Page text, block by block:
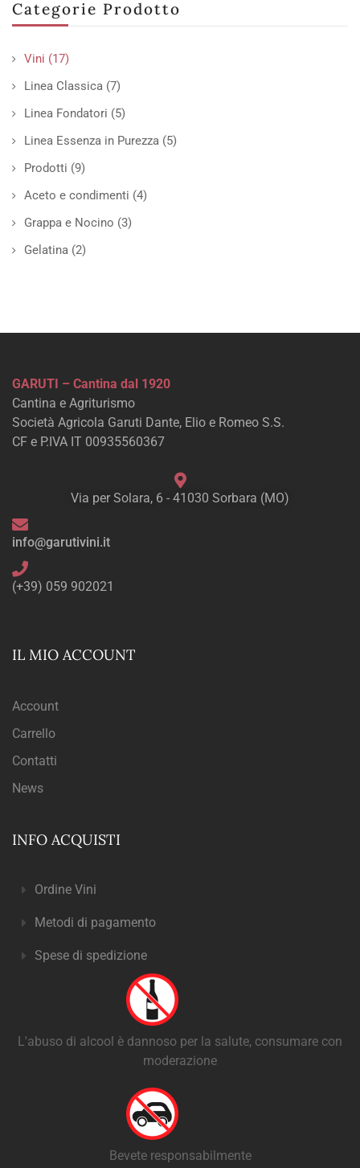
Categorie Prodotto
Vini (17)
Linea Classica (7)
Linea Fondatori (5)
Linea Essenza in Purezza (5)
Prodotti (9)
Aceto e condimenti (4)
Grappa e Nocino (3)
Gelatina (2)
GARUTI – Cantina dal 1920
Cantina e Agriturismo
Società Agricola Garuti Dante, Elio e Romeo S.S.
CF e P.IVA IT 00935560367
Via per Solara, 6 - 41030 Sorbara (MO)
info@garutivini.it
(+39) 059 902021
IL MIO ACCOUNT
Account
Carrello
Contatti
News
INFO ACQUISTI
Ordine Vini
Metodi di pagamento
Spese di spedizione
L'abuso di alcool è dannoso per la salute, consumare con
moderazione
Bevete responsabilmente